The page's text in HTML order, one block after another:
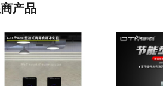
产品